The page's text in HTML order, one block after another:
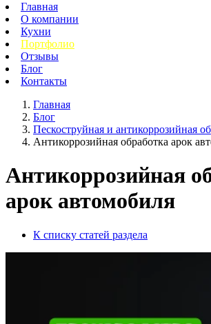
Главная
О компании
Кухни
Портфолио
Отзывы
Блог
Контакты
Главная
Блог
Пескоструйная и антикоррозийная
Антикоррозийная обработка арок
Антикоррозийная
арок автомобиля
К списку статей раздела